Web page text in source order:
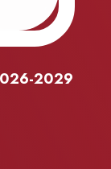
2029